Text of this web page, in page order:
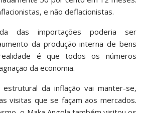
e não deflacionistas.
das importações poderia ser
da produção interna de bens
é que todos os números
da economia.
da inflação vai manter-se,
visitas que se façam aos mercados.